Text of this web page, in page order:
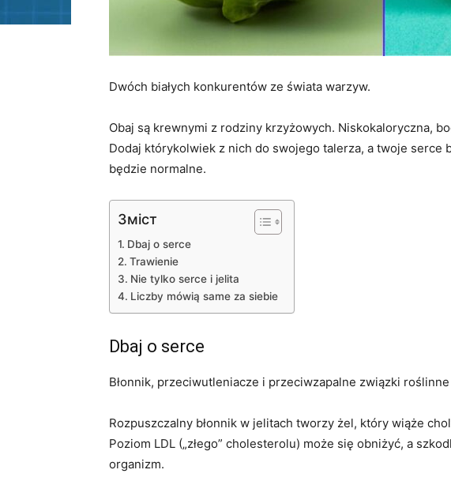
Dwóch białych konkurentów ze świata warzyw.
Obaj są krewnymi z rodziny krzyżowych. Niskokaloryczna,
Dodaj którykolwiek z nich do swojego talerza, a twoje serce
będzie normalne.
Зміст
Dbaj o serce
Trawienie
Nie tylko serce i jelita
Liczby mówią same za siebie
Dbaj o serce
Błonnik, przeciwutleniacze i przeciwzapalne związki
Rozpuszczalny błonnik w jelitach tworzy żel, który wiąże
Poziom LDL („złego” cholesterolu) może się obniżyć, a
organizm.